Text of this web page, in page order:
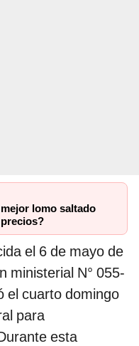
lomo saltado
el 6 de mayo de
ministerial N° 055-
el cuarto domingo
para
esta